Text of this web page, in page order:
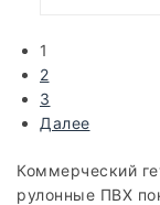
1
2
3
Далее
Коммерческий
рулонные ПВХ